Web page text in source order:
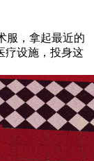
服，拿起最近的
疗设施，投身这